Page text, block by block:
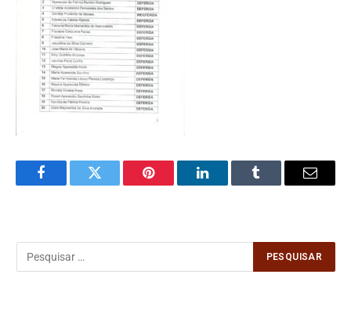
FacebookTwitter Pinterest LinkedInTumblr Email